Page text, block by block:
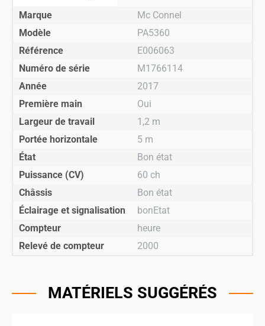
Marque
Mc Connel
Modèle
PA5360
Référence
E006063
Numéro de série
M1766114
Année
2017
Première main
Oui
Largeur de travail
1,2 m
Portée horizontale
5 m
État
Bon état
Puissance (CV)
60 ch
Châssis
Bon état
Éclairage et signalisation
bonEtat
Compteur
heure
Relevé de compteur
2000
MATÉRIELS SUGGÉRÉS